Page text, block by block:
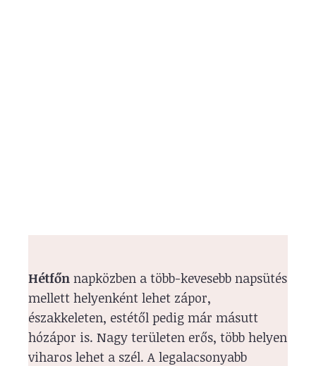
Hétfőn napközben a több-kevesebb napsütés
mellett helyenként lehet zápor,
északkeleten, estétől pedig már másutt
hózápor is. Nagy területen erős, több helyen
viharos lehet a szél. A legalacsonyabb